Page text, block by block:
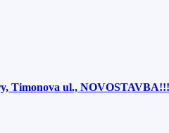
Timonova ul., NOVOSTAVBA!!!